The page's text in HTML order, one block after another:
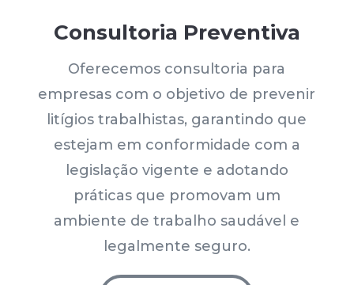
Consultoria Preventiva
Oferecemos consultoria para
empresas com o objetivo de prevenir
litígios trabalhistas, garantindo que
estejam em conformidade com a
legislação vigente e adotando
práticas que promovam um
ambiente de trabalho saudável e
legalmente seguro.